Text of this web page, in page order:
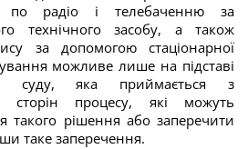
по радіо і телебаченню за
технічного засобу, а також
за допомогою стаціонарної
можливе лише на підставі
суду, яка приймається з
сторін процесу, які можуть
такого рішення або заперечити
таке заперечення.